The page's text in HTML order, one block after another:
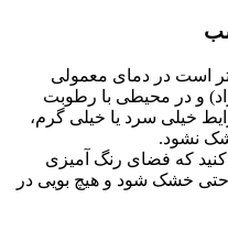
است در دمای معمولی
سانتی‌گراد) و در محیطی با رطوبت
خیلی سرد یا خیلی گرم،
نشود.
که فضای رنگ ‌آمیزی
خشک شود و هیچ بویی در